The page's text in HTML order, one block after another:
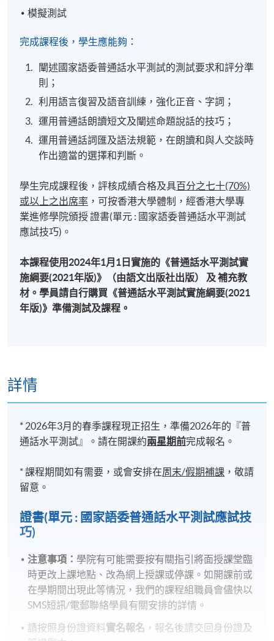
模擬測試
完成課程後，學生應能夠：
闡述國家語委普通話水平測試的測試要求和評分準
則；
利用語言復習及語音訓練，強化正音、字詞；
運用普通話朗讀短文及闡述命題說話的技巧；
運用普通話詞匯及語法規範，在朗讀和與人交談時
作出適當的選擇和判斷。
學生完成課程後，評核成績合格及具百分之七十(70%)
或以上之出席率 ，可按香港大學體制，經香港大學專
業進修學院頒授 證書(單元 : 國家語委普通話水平測試
應試技巧)。
本課程使用2024年1月1日實施的《普通話水平測試實
施綱要(2021年版)》（由語文出版社出版） 及補充教
材。學員請自行購買《普通話水平測試實施綱要(2021
年版)》準備測試及課程。
詳情
* 2026年3月的春季課程現正招生，準備2026年的『普
通話水平測試』。請在開課約兩星期前完成報名。
* 課程期間如有需要，或會安排在周末/假期補課 ，敬請
留意。
證書(單元 : 國家語委普通話水平測試應試技
巧)
注意事項： 學院有可能需要按有關指引將面授課堂臨
時更改上課地點、改為網上授課或停課。如開課前或
在學期間出現此等情況，我們的課程組職員會儘快以
SMS短訊/電郵聯絡學員有關安排的詳情。
請按照身份證資料實名報名 ，報名後請交回身份證及